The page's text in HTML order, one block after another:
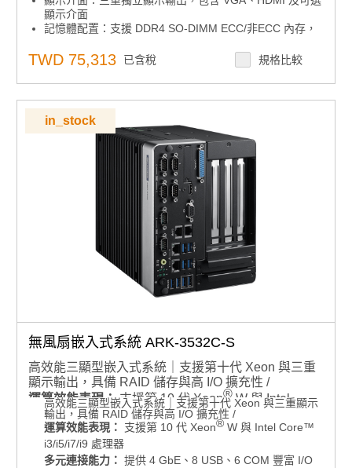
顯示介面
記憶體配置：支援 DDR4 SO-DIMM ECC/非ECC 內存，
電源輸入：9~36V DC 大範圍電壓輸入，適用多樣工業環
儲存裝置：最多可安裝 4 組 2.5 吋硬碟，並支援 Intel
軟體 RAID
I/O 擴充性：提供 4 組 GbE 網路埠、8 組 USB 埠及 6 組
COM 埠
認證狀況：不具備 RED 認證
TWD 75,313 已含稅 規格比較
in_stock
無風扇嵌入式系統 ARK-3532C-S
高效能三顯型嵌入式系統｜支援第十代 Xeon 與三重
顯示輸出，具備 RAID 儲存與高 I/O 擴充性 /
運算效能表現：支援第 10 代 Xeon®W 與 Intel
Core™ i3/i5/i7/i9 處理器
多元連接能力：提供 4 GbE、8 USB、6 COM 豐富
I/O 配置
高效能三顯型嵌入式系統｜支援第十代 Xeon 與三重顯示
輸出，具備 RAID 儲存與高 I/O 擴充性 /
運算效能表現：
支援第 10 代 Xeon® W 與 Intel Core™
i3/i5/i7/i9 處理器
多元連接能力： 提供 4 GbE、8 USB、6 COM 豐富 I/O